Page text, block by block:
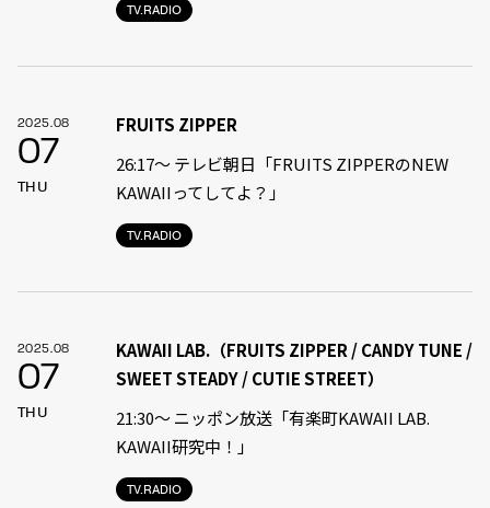
TV.RADIO
2025.08
07
THU
TV.RADIO
FRUITS ZIPPER
26:17～ テレビ朝日「FRUITS ZIPPERのNEW
KAWAIIってしてよ？」
2025.08
07
THU
TV.RADIO
KAWAII LAB.（FRUITS ZIPPER / CANDY TUNE /
SWEET STEADY / CUTIE STREET）
21:30〜 ニッポン放送「有楽町KAWAII LAB.
KAWAII研究中！」